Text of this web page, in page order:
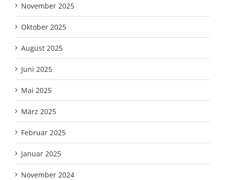
November 2025
Oktober 2025
August 2025
Juni 2025
Mai 2025
März 2025
Februar 2025
Januar 2025
November 2024